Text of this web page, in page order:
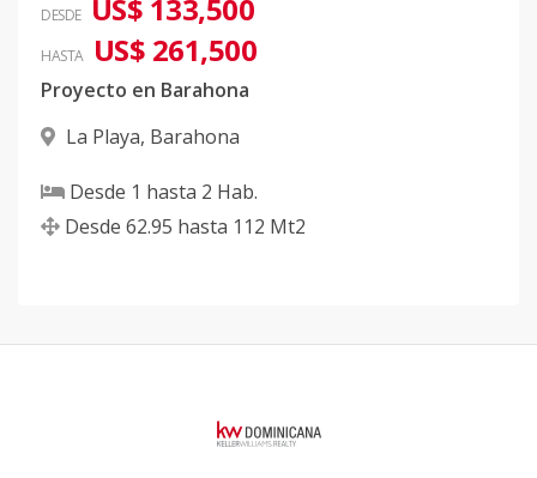
DESDE US$ 133,500
HASTA US$ 261,500
Proyecto en Barahona
La Playa, Barahona
Desde 1 hasta 2 Hab.
Desde 62.95 hasta 112 Mt2